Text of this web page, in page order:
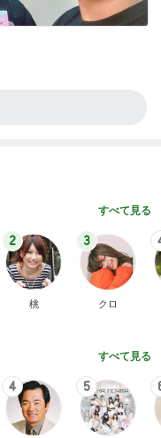
すべて見る
2
桃
3
クロ
すべて見る
4 5